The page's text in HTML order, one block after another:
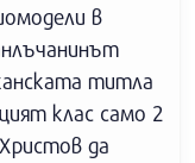
в
титла
клас само 2
да